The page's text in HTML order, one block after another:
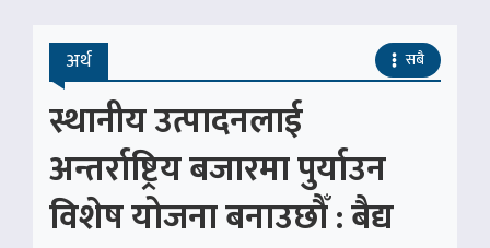
अर्थ सबै
स्थानीय उत्पादनलाई
अन्तर्राष्ट्रिय बजारमा पुर्याउन
विशेष योजना बनाउछाैँ : बैद्य